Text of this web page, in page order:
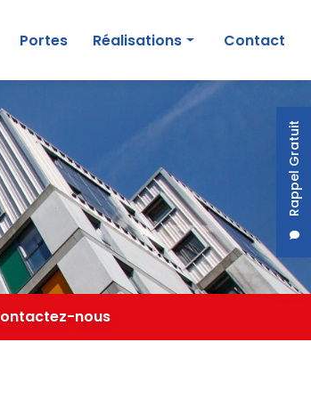
Rappel Gratuit
Portes Réalisations
Professionnels
Contact
nous